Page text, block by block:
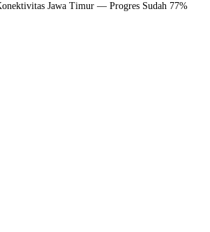
Jawa Timur — Progres Sudah 77%